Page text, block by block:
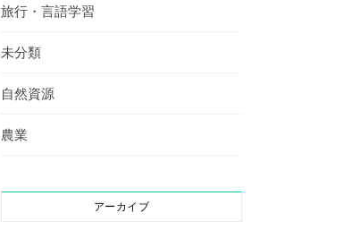
旅行・言語学習
未分類
自然資源
農業
アーカイブ